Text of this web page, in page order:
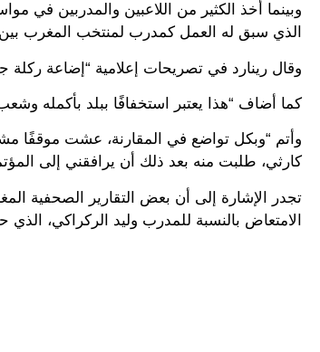
وبينما أخذ الكثير من اللاعبين والمدربين في
الذي سبق له العمل كمدرب لمنتخب المغرب بين 2016 إلى 2019، التعاطف حتى مع صاحب الـ 25 عامًا.
وقال رينارد في تصريحات إعلامية “إضاعة ركلة
كما أضاف “هذا يعتبر استخفافًا ببلد بأكمله وشعب
وأتم “وبكل تواضع في المقارنة، عشت موقفًا
كارثي، طلبت منه بعد ذلك أن يرافقني إلى
تجدر الإشارة إلى أن بعض التقارير الصحفية
الامتعاض بالنسبة للمدرب وليد الركراكي،